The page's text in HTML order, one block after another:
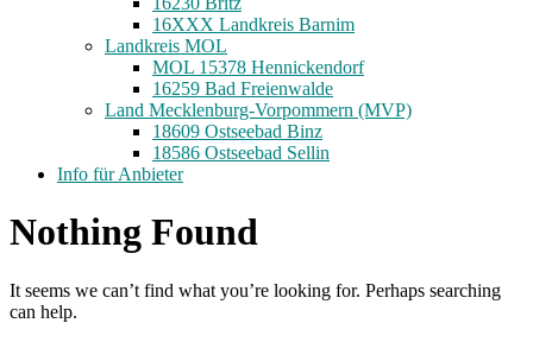
16XXX Landkreis Barnim
Landkreis MOL
MOL 15378 Hennickendorf
16259 Bad Freienwalde
Land Mecklenburg-Vorpommern (MVP)
18609 Ostseebad Binz
18586 Ostseebad Sellin
Info für Anbieter
Nothing Found
It seems we can’t find what you’re looking for. Perhaps searching
can help.